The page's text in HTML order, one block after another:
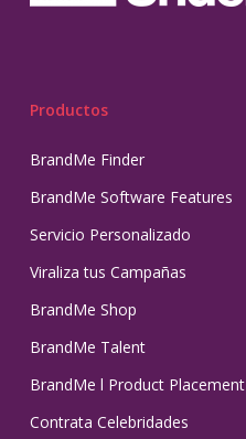
Productos
BrandMe Finder
BrandMe Software Features
Servicio Personalizado
Viraliza tus Campañas
BrandMe Shop
BrandMe Talent
BrandMe l Product Placement
Contrata Celebridades